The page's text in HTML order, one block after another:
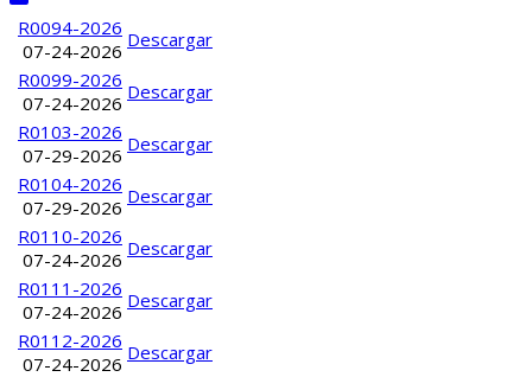
Título
Descargar
R0094-2026
07-24-2026 Descargar
R0099-2026
07-24-2026 Descargar
R0103-2026
07-29-2026 Descargar
R0104-2026
07-29-2026 Descargar
R0110-2026
07-24-2026 Descargar
R0111-2026
07-24-2026 Descargar
R0112-2026
07-24-2026 Descargar